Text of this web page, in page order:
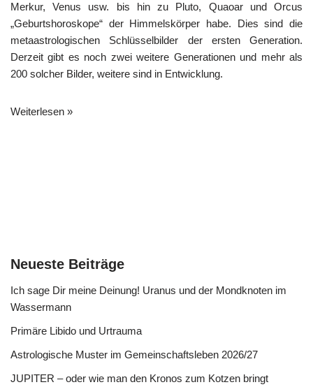
Merkur, Venus usw. bis hin zu Pluto, Quaoar und Orcus
„Geburtshoroskope“ der Himmelskörper habe. Dies sind die
metaastrologischen Schlüsselbilder der ersten Generation.
Derzeit gibt es noch zwei weitere Generationen und mehr als
200 solcher Bilder, weitere sind in Entwicklung.
Weiterlesen »
Neueste Beiträge
Ich sage Dir meine Deinung! Uranus und der Mondknoten im
Wassermann
Primäre Libido und Urtrauma
Astrologische Muster im Gemeinschaftsleben 2026/27
JUPITER – oder wie man den Kronos zum Kotzen bringt